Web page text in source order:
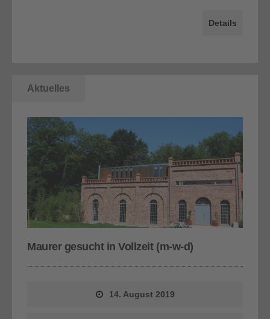
Details
Aktuelles
Maurer gesucht in Vollzeit (m-w-d)
14. August 2019